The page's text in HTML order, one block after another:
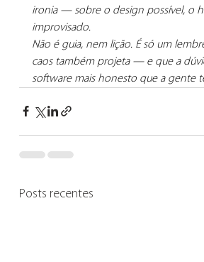
ironia — sobre o design possível, o
improvisado.
Não é guia, nem lição. É só um
caos também projeta — e que a
software mais honesto que a gente
Posts recentes